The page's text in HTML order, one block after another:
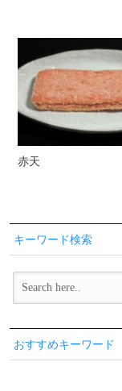
赤天
キーワード検索
おすすめキーワード